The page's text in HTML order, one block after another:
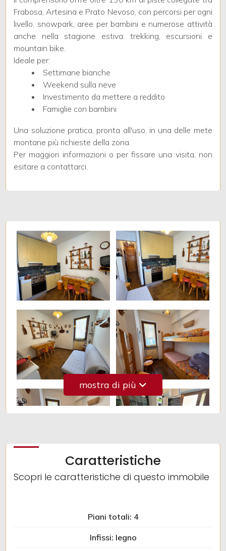
Frabosa, Artesina e Prato Nevoso, con percorsi per ogni
livello, snowpark, aree per bambini e numerose attività
anche nella stagione estiva: trekking, escursioni e
mountain bike.
Ideale per:
Settimane bianche
Weekend sulla neve
Investimento da mettere a reddito
Famiglie con bambini
Una soluzione pratica, pronta all'uso, in una delle mete
montane più richieste della zona.
Per maggiori informazioni o per fissare una visita, non
esitare a contattarci.
mostra di più
Caratteristiche
Scopri le caratteristiche di questo immobile
Piani totali: 4
Infissi: legno
minimi
Qualsiasi
3
4
Camere
minime
Qualsiasi
1
2
3